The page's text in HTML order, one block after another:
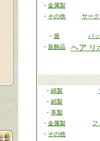
・ 金属製
・ その他 サー
・ 盾
バ
・ 装飾品 ヘア リ
・ 綿製
・ 絹製
・ 革製
・ 金属製
フ
・ その他